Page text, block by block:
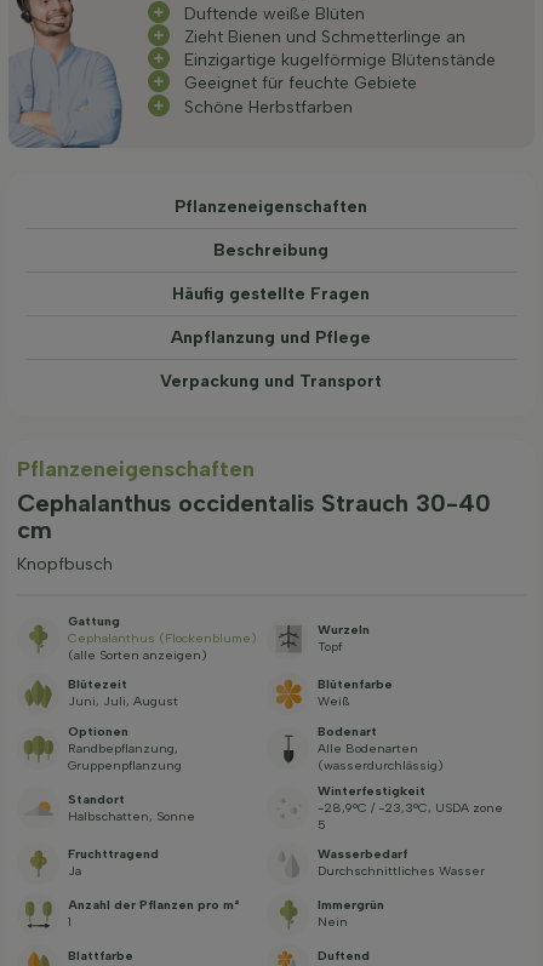
Duftende weiße Blüten
Zieht Bienen und Schmetterlinge an
Einzigartige kugelförmige Blütenstände
Geeignet für feuchte Gebiete
Schöne Herbstfarben
Pflanzeneigenschaften
Beschreibung
Häufig gestellte Fragen
Anpflanzung und Pflege
Verpackung und Transport
Pflanzeneigenschaften
Cephalanthus occidentalis Strauch 30-40
cm
Knopfbusch
Gattung
Cephalanthus (Flockenblume​)
(alle Sorten anzeigen)
Wurzeln
Topf
Blütezeit
Juni, Juli, August
Blütenfarbe
Weiß
Optionen
Randbepflanzung,
Gruppenpflanzung
Bodenart
Alle Bodenarten
(wasserdurchlässig)
Standort
Halbschatten, Sonne
Winterfestigkeit
-28,9°C / -23,3°C, USDA zone
5
Fruchttragend
Ja
Wasserbedarf
Durchschnittliches Wasser
Anzahl der Pflanzen pro m²
1
Immergrün
Nein
Blattfarbe
Duftend